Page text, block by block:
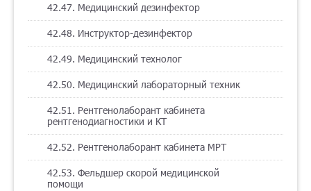
42.47. Медицинский дезинфектор
42.48. Инструктор-дезинфектор
42.49. Медицинский технолог
42.50. Медицинский лабораторный техник
42.51. Рентгенолаборант кабинета
рентгенодиагностики и КТ
42.52. Рентгенолаборант кабинета МРТ
42.53. Фельдшер скорой медицинской
помощи